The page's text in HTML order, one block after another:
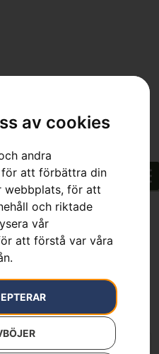
av cookies
andra
för att förbättra din
webbplats, för att
och riktade
vår
att förstå var våra
Long life
- Extra Long